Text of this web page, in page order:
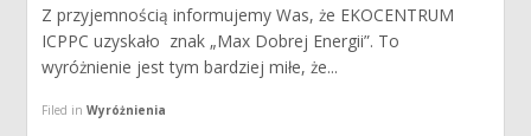
Z przyjemnością informujemy Was, że EKOCENTRUM
ICPPC uzyskało znak „Max Dobrej Energii”. To
wyróżnienie jest tym bardziej miłe, że...
Filed inWyróżnienia